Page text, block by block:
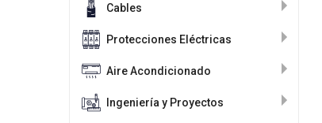
Cables
Protecciones Eléctricas
Aire Acondicionado
Ingeniería y Proyectos